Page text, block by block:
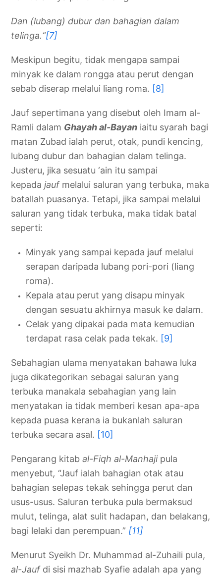
Dan (lubang) dubur dan bahagian dalam
telinga.“[7]
Meskipun begitu, tidak mengapa sampai
minyak ke dalam rongga atau perut dengan
sebab diserap melalui liang roma. [8]
Jauf sepertimana yang disebut oleh Imam al-
Ramli dalam Ghayah al-Bayan iaitu syarah bagi
matan Zubad ialah perut, otak, pundi kencing,
lubang dubur dan bahagian dalam telinga.
Justeru, jika sesuatu ‘ain itu sampai
kepadajaufmelalui saluran yang terbuka, maka
batallah puasanya. Tetapi, jika sampai melalui
saluran yang tidak terbuka, maka tidak batal
seperti:
Minyak yang sampai kepada jauf melalui
serapan daripada lubang pori-pori (liang
roma).
Kepala atau perut yang disapu minyak
dengan sesuatu akhirnya masuk ke dalam.
Celak yang dipakai pada mata kemudian
terdapat rasa celak pada tekak. [9]
Sebahagian ulama menyatakan bahawa luka
juga dikategorikan sebagai saluran yang
terbuka manakala sebahagian yang lain
menyatakan ia tidak memberi kesan apa-apa
kepada puasa kerana ia bukanlah saluran
terbuka secara asal. [10]
Pengarang kitabal-Fiqh al-Manhaji pula
menyebut, “Jauf ialah bahagian otak atau
bahagian selepas tekak sehingga perut dan
usus-usus. Saluran terbuka pula bermaksud
mulut, telinga, alat sulit hadapan, dan belakang,
bagi lelaki dan perempuan.” [11]
Menurut Syeikh Dr. Muhammad al-Zuhaili pula,
al-Jaufdi sisi mazhab Syafie adalah apa yang